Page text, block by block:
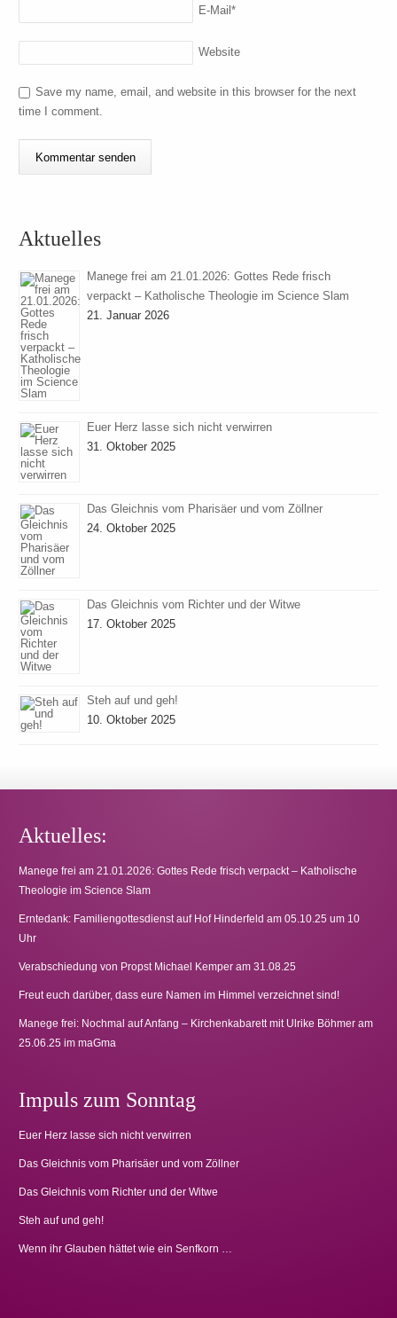
E-Mail*
Website
Save my name, email, and website in this browser for the next
time I comment.
Aktuelles
Manege frei am 21.01.2026: Gottes Rede frisch
verpackt – Katholische Theologie im Science Slam
21. Januar 2026
Euer Herz lasse sich nicht verwirren
31. Oktober 2025
Das Gleichnis vom Pharisäer und vom Zöllner
24. Oktober 2025
Das Gleichnis vom Richter und der Witwe
17. Oktober 2025
Steh auf und geh!
10. Oktober 2025
Aktuelles:
Manege frei am 21.01.2026: Gottes Rede frisch verpackt – Katholische
Theologie im Science Slam
Erntedank: Familiengottesdienst auf Hof Hinderfeld am 05.10.25 um 10
Uhr
Verabschiedung von Propst Michael Kemper am 31.08.25
Freut euch darüber, dass eure Namen im Himmel verzeichnet sind!
Manege frei: Nochmal auf Anfang – Kirchenkabarett mit Ulrike Böhmer am
25.06.25 im maGma
Impuls zum Sonntag
Euer Herz lasse sich nicht verwirren
Das Gleichnis vom Pharisäer und vom Zöllner
Das Gleichnis vom Richter und der Witwe
Steh auf und geh!
Wenn ihr Glauben hättet wie ein Senfkorn …